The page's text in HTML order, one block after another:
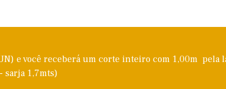
e você receberá um corte inteiro com 1,00m pela
sarja 1,7mts)